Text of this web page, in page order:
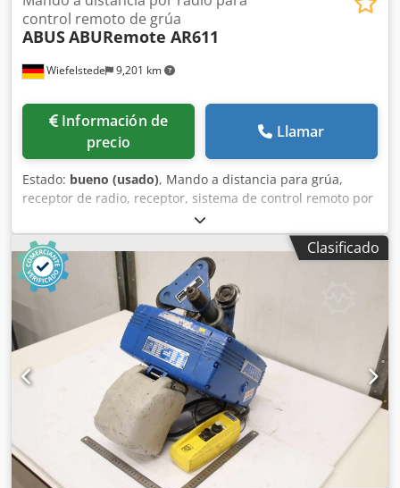
Wiefelstede 9,201 km
control remoto de grúa
ABUSABURemote AR611
Información de
precio
Llamar
Estado: bueno (usado), Mando a distancia para grúa,
receptor de radio, receptor, sistema de control remoto por
radio para grúa, sistema de control por radio, control de
grúa, control remoto por radio, mando a distancia por
radio, transmisor de radio. -Fabricante: ABUS, mando a
distancia por radio con transmisor y receptor para control
remoto de grúa. Csdpfey Ndrvox Afhjrf -Modelo:
ABURemote AR611 -Contenido del envío: según las
imágenes, cable de conexión/enchufe -Dimensiones:
570/510/180 mm (alto) -Peso: 5,5 kg
Clasificado